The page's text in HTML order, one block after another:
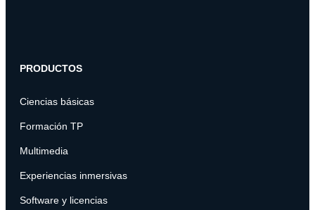
PRODUCTOS
Ciencias básicas
Formación TP
Multimedia
Experiencias inmersivas
Software y licencias